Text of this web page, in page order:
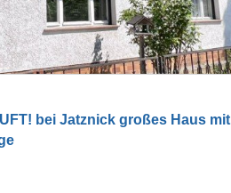
bei Jatznick großes Haus mit